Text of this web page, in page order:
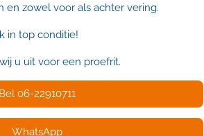
en zowel voor als achter vering.
in top conditie!
u uit voor een proefrit.
Bel 06-22910711
WhatsApp